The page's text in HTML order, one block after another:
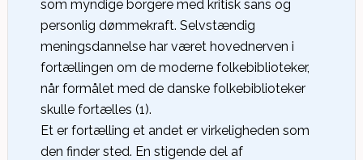
som myndige borgere med kritisk sans og
personlig dømmekraft. Selvstændig
meningsdannelse har været hovednerven i
fortællingen om de moderne folkebiblioteker,
når formålet med de danske folkebiblioteker
skulle fortælles (1).
Et er fortælling et andet er virkeligheden som
den finder sted. En stigende del af